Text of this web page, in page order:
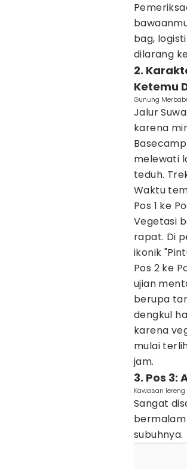
bag,
dilarang
2.
Ketemu
Gunung
Jalur
karena
melewati
teduh.
Waktu
Pos 1 ke
Vegetasi
rapat. Di
ikonik
Pos 2 ke
ujian
berupa
dengkul
karena
mulai
jam.
3. Pos 3:
Kawasan
Sangat
subuhnya.